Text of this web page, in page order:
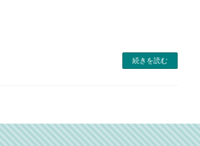
続きを読む